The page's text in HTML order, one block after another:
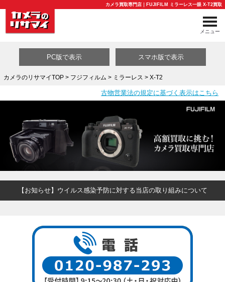
カメラ買取専門店｜FUJIFILM ミラーレス一眼 X-T2買取
メニュー
買取カテゴリ一覧
PC版で表示 スマホ版で表示
カメラのリサマイTOP> フジフィルム > ミラーレス > X-T2
古物営業法の規定に基づく表示はこちら
【お知らせ】ウイルス感染予防に対する当店の取り組みについて